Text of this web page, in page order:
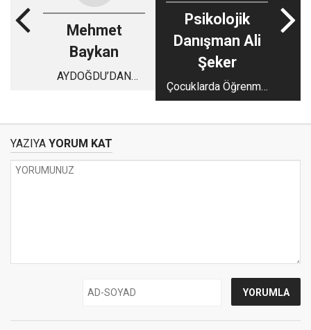
Mehmet
Baykan
AYDOĞDU’DAN
BAŞKANLIĞINA…
Psikolojik
Danışman Ali
Şeker
Çocuklarda Öğrenme
Bozuklukları:
YAZIYA YORUM KAT